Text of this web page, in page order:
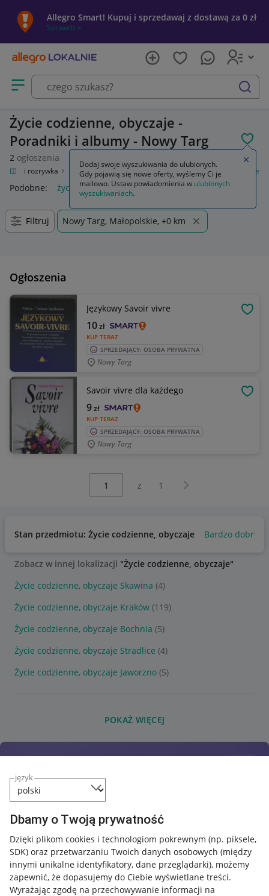
język
Dbamy o Twoją prywatność
Dzięki plikom cookies i technologiom pokrewnym (np. piksele,
SDK) oraz przetwarzaniu Twoich danych osobowych (między
innymi unikalne identyfikatory, dane przeglądarki), możemy
zapewnić, że dopasujemy do Ciebie wyświetlane treści.
Wyrażając zgodę na przechowywanie informacji na
Allegro Smart! Kupuj i sprzedawaj z dostawą za 0 zł
Sprawdź »
Otwórz menu z kategoriami
szukaj
Życie codzienne, obyczaje -
Poradniki i albumy - Nowy Targ
2 ogłoszenia
i rozrywka Książki Poradniki i albumy Życie codzienne, obyczaje
Podobne: życie codzienne obyczaje
Filtruj Nowy Targ, Małopolskie, +0 km
Ogłoszenia
Językowy Savoir vivre
KUP TERAZ
10zł
SPRZEDAJĄCY: OSOBA PRYWATNA
Nowy Targ
Savoir vivre dla każdego
KUP TERAZ
9zł
SPRZEDAJĄCY: OSOBA PRYWATNA
Nowy Targ
z 1 Następna strona
Stan przedmiotu: Życie codzienne, obyczaje Bardzo dobry
Zobacz w innej lokalizacji "Życie codzienne, obyczaje"
Życie codzienne, obyczaje Skawina (4)
Życie codzienne, obyczaje Kraków (119)
Życie codzienne, obyczaje Bochnia (5)
Życie codzienne, obyczaje Stradlice (4)
Życie codzienne, obyczaje Jaworzno (5)
POKAŻ WIĘCEJ
Dodaj swoje wyszukiwania do ulubionych.
Gdy pojawią się nowe oferty, wyślemy Ci je
mailowo. Ustaw powiadomienia w ulubionych
wyszukiwaniach.